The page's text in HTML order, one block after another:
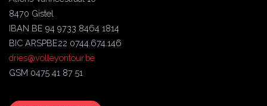
8470 Gistel
IBAN BE 94 9733 8464 1814
BIC ARSPBE22 0744.674.146
dries@volleyontour.be
GSM 0475 41 87 51